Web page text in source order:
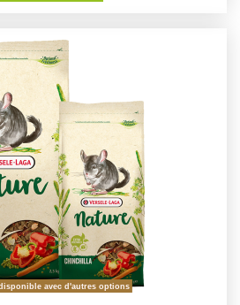
avec d'autres options